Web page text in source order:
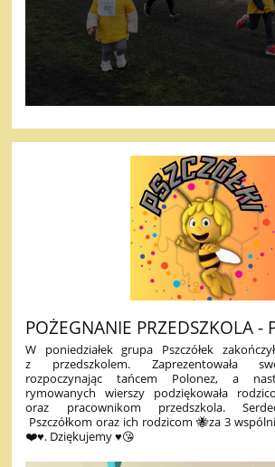
POŻEGNANIE PRZEDSZKOLA -
W poniedziałek grupa Pszczółek
z przedszkolem. Zaprezentowała
rozpoczynając tańcem Polonez, a
rymowanych wierszy podziękowała
oraz pracownikom przedszkola.
Pszczółkom oraz ich rodzicom 🐝za 3
❤️♥️. Dziękujemy ♥️😘